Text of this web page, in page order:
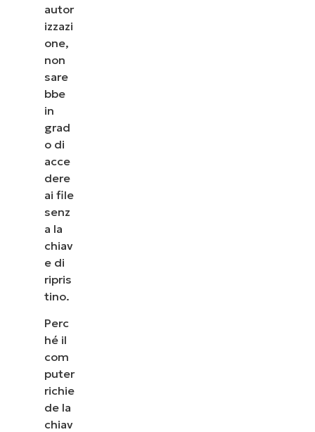
autor
izzazi
one,
non
sare
bbe
in
grad
o di
acce
dere
ai file
senz
a la
chiav
e di
ripris
tino.
Perc
hé il
com
puter
richie
de la
chiav